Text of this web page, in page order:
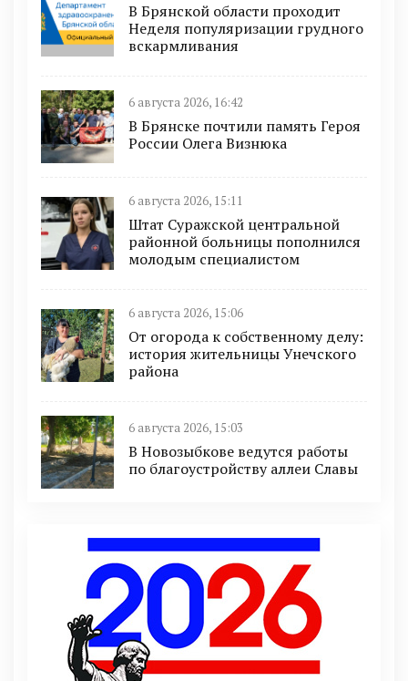
В Брянской области проходит
Неделя популяризации грудного
вскармливания
6 августа 2026, 16:42
В Брянске почтили память Героя
России Олега Визнюка
6 августа 2026, 15:11
Штат Суражской центральной
районной больницы пополнился
молодым специалистом
6 августа 2026, 15:06
От огорода к собственному делу:
история жительницы Унечского
района
6 августа 2026, 15:03
В Новозыбкове ведутся работы
по благоустройству аллеи Славы